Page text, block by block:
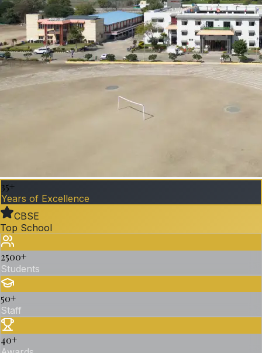
35+
Years of Excellence
CBSE
Top School
2500+
Students
50+
Staff
40+